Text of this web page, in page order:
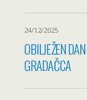
24/12/2025
OBILJEŽEN
GRADAČCA